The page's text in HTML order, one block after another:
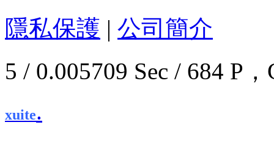
隱私保護 | 公司簡介
5 / 0.005709 Sec / 684 P
xuite.